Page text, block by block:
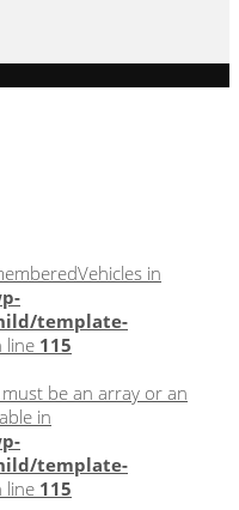
in
template-
line 115
be an array or an
in
template-
line 115